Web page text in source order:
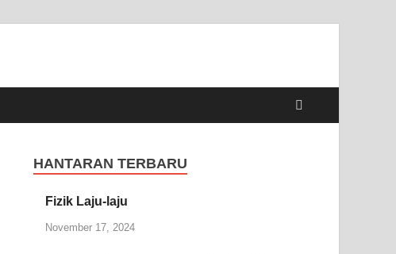
HANTARAN TERBARU
Fizik Laju-laju
November 17, 2024